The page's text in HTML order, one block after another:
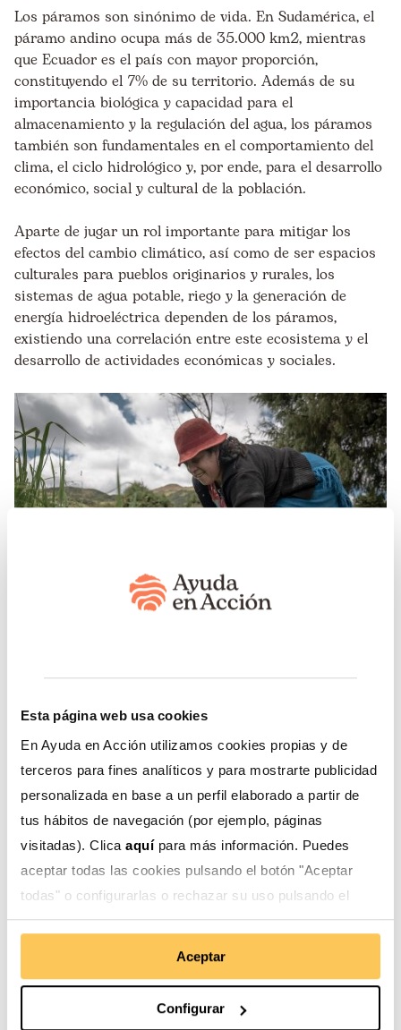
Esta página web usa cookies
En Ayuda en Acción utilizamos cookies propias y de
terceros para fines analíticos y para mostrarte publicidad
personalizada en base a un perfil elaborado a partir de
tus hábitos de navegación (por ejemplo, páginas
visitadas). Clica aquí para más información. Puedes
aceptar todas las cookies pulsando el botón "Aceptar
todas" o configurarlas o rechazar su uso pulsando el
botón "Configurar".
Aceptar
Configurar
Los páramos son sinónimo de vida. En Sudamérica, el
páramo andino ocupa más de 35.000 km2, mientras
que Ecuador es el país con mayor proporción,
constituyendo el 7% de su territorio. Además de su
importancia biológica y capacidad para el
almacenamiento y la regulación del agua, los páramos
también son fundamentales en el comportamiento del
clima, el ciclo hidrológico y, por ende, para el desarrollo
económico, social y cultural de la población.
Aparte de jugar un rol importante para mitigar los
efectos del cambio climático, así como de ser espacios
culturales para pueblos originarios y rurales, los
sistemas de agua potable, riego y la generación de
energía hidroeléctrica dependen de los páramos,
existiendo una correlación entre este ecosistema y el
desarrollo de actividades económicas y sociales.
En el proyectoMujeres campesinas liderandola
ello, se han puesto en marcha varias acciones para la
conservación del medioambiente y el recurso hídrico
con el objetivo de que en las comunidades rurales se
gestione y se tomen medidas que impacten
positivamente a nivel nacional.
Mujeres organizadas contra el cambio climático
Sin páramos, no habría agua. DesdeMujeres
comunitarias como mingas de limpieza y el cercado de
fuentes de agua para la protección de 650 hectáreas de
páramos, bosques nativos y zonas de recarga hídrica.